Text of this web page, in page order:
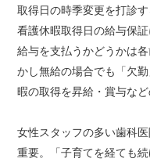
取得日の時季変更を打診
看護休暇取得日の給与保
給与を支払うかどうかは
かし無給の場合でも「欠
暇の取得を昇給・賞与な
女性スタッフの多い歯科
重要。「子育てを経ても